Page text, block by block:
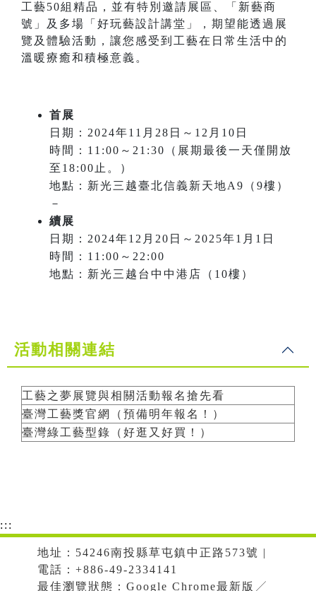
工藝50組精品，並有特別邀請展區、「新藝商
號」及多場「好玩藝設計講堂」，期望能透過展
覽及體驗活動，讓您感受到工藝在日常生活中的
溫暖療癒和積極意義。
首展
日期：2024年11月28日～12月10日
時間：11:00～21:30（展期最後一天僅開放
至18:00止。）
地點：新光三越臺北信義新天地A9（9樓）
－
續展
日期：2024年12月20日～2025年1月1日
時間：11:00～22:00
地點：新光三越台中中港店（10樓）
活動相關連結
工藝之夢展覽與相關活動報名搶先看
臺灣工藝獎官網（預備明年報名！）
臺灣綠工藝型錄（好逛又好買！）
:::
地址：54246南投縣草屯鎮中正路573號 |
電話：+886-49-2334141
最佳瀏覽狀態：Google Chrome最新版╱